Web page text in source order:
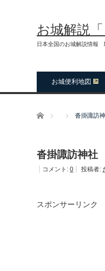
お城解説
日本全国のお城解説情報
お城便利地図
ホーム 沓掛諏訪
沓掛諏訪神社
コメント: 0 投稿者:
スポンサーリンク